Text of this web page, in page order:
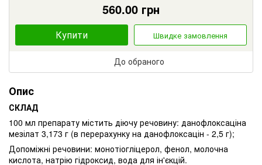
560.00 грн
Купити Швидке замовлення
До обраного
Опис
СКЛАД
100 мл препарату містить діючу речовину: данофлоксаціна
мезілат 3,173 г (в перерахунку на данофлоксацін - 2,5 г);
Допоміжні речовини: монотіогліцерол, фенол, молочна
кислота, натрію гідроксид, вода для ін'єкцій.